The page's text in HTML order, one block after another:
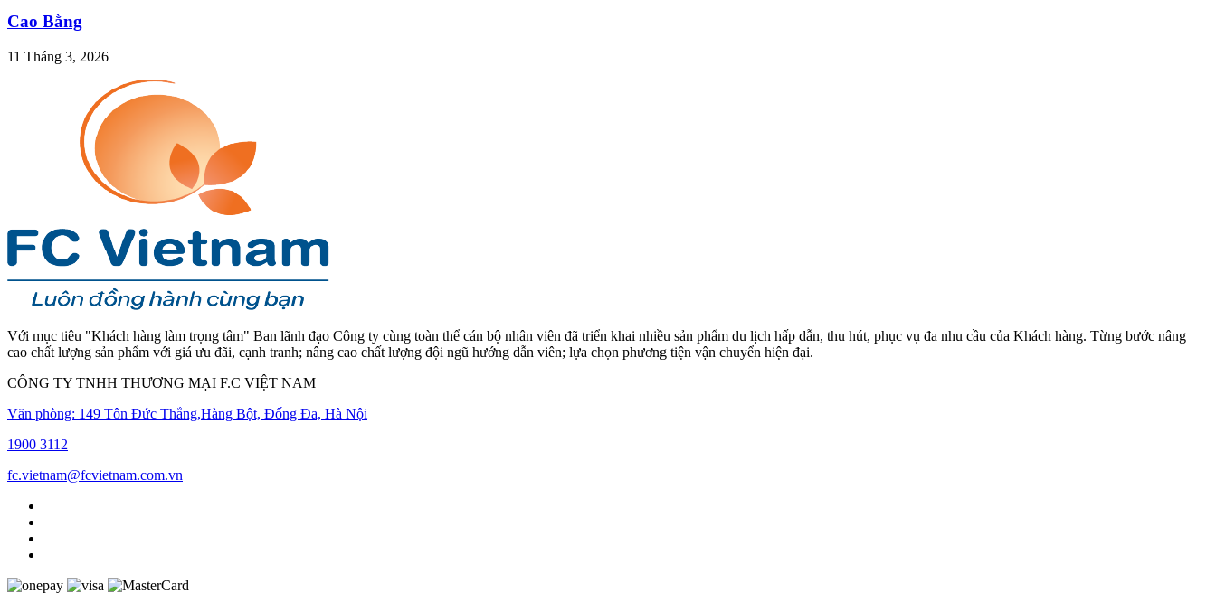
Cao Bằng
11 Tháng 3, 2026
Với mục tiêu "Khách hàng làm trọng tâm" Ban lãnh đạo Công ty cùng toàn thể cán bộ nhân viên đã triển khai nhiều sản phẩm du lịch hấp dẫn, thu hút, phục vụ đa nhu cầu của Khách hàng. Từng bước nâng
cao chất lượng sản phẩm với giá ưu đãi, cạnh tranh; nâng cao chất lượng đội ngũ hướng dẫn viên; lựa chọn phương tiện vận chuyển hiện đại.
CÔNG TY TNHH THƯƠNG MẠI F.C VIỆT NAM
Văn phòng: 149 Tôn Đức Thắng,Hàng Bột, Đống Đa, Hà Nội
1900 3112
fc.vietnam@fcvietnam.com.vn